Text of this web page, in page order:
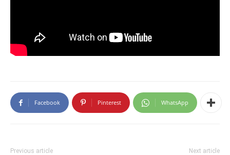
Facebook Pinterest WhatsApp
Previous article Next article